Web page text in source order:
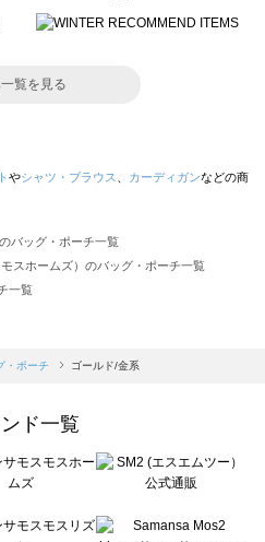
覧を見る
やシャツ・ブラウス カーディガンなどの商
バッグ・ポーチ一覧
スホームズ）のバッグ・ポーチ一覧
一覧
ブルー）のバッグ・ポーチ一覧
チ一覧
覧
のバッグ・ポーチ一覧
・ポーチ一覧
・ポーチ ゴールド/金系
ド一覧